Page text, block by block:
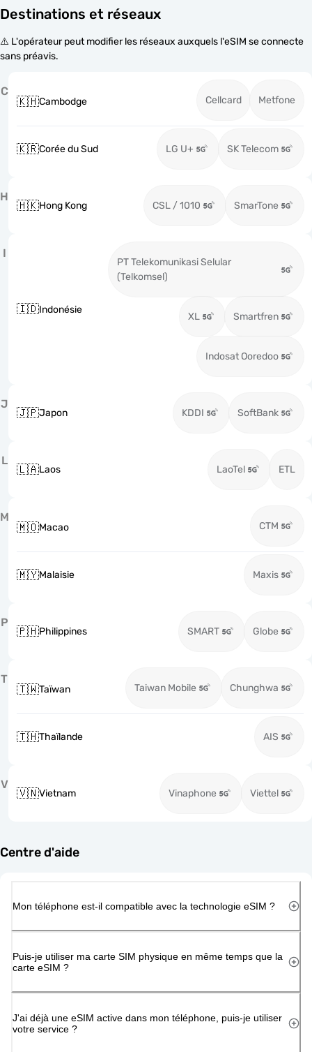
Destinations et réseaux
⚠️ L'opérateur peut modifier les réseaux auxquels l'eSIM se connecte
sans préavis.
C
🇰🇭Cambodge Cellcard Metfone
🇰🇷Corée du Sud LG U+ SK Telecom
H
🇭🇰Hong Kong CSL / 1010 SmarTone
I
🇮🇩Indonésie
PT Telekomunikasi Selular
(Telkomsel)
XL Smartfren
Indosat Ooredoo
J
🇯🇵Japon KDDI SoftBank
L
🇱🇦Laos LaoTel ETL
M
🇲🇴Macao CTM
🇲🇾Malaisie Maxis
P
🇵🇭Philippines SMART Globe
T
🇹🇼Taïwan Taiwan Mobile Chunghwa
🇹🇭Thaïlande AIS
V
🇻🇳Vietnam Vinaphone Viettel
Centre d'aide
Mon téléphone est-il compatible avec la technologie eSIM ?
Puis-je utiliser ma carte SIM physique en même temps que la
carte eSIM ?
J'ai déjà une eSIM active dans mon téléphone, puis-je utiliser
votre service ?